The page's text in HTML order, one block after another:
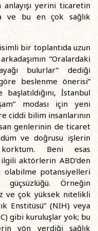
yerini ticaretin
ve bu en çok sağlık
bir toplantıda uzun
“Oralardaki
bulurlar” dediği
beslenme önerisi”
İstanbul
modası için yeni
ciddi bilim insanlarının
genlerinin de ticaret
ve doğrusu işlerin
Beni esas
ilgili aktörlerin ABD’den
olabilme potansiyelleri
güçsüzlüğü. Örneğin
ve çok yüksek nitelikli
Enstitüsü” (NIH) veya
gibi kuruluşlar yok; bu
yön verdiği sağlık